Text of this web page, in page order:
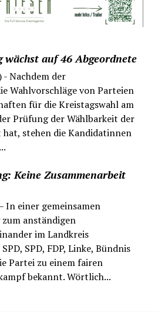
wächst auf 46 Abgeordnete
- Nachdem der
Wahlvorschläge von Parteien
für die Kreistagswahl am
Prüfung der Wählbarkeit der
hat, stehen die Kandidatinnen
Keine Zusammenarbeit
In einer gemeinsamen
anständigen
im Landkreis
SPD, FDP, Linke, Bündnis
Partei zu einem fairen
bekannt. Wörtlich...